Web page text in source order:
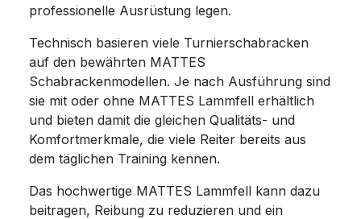
professionelle Ausrüstung legen.
Technisch basieren viele Turnierschabracken
auf den bewährten MATTES
Schabrackenmodellen. Je nach Ausführung sind
sie mit oder ohne MATTES Lammfell erhältlich
und bieten damit die gleichen Qualitäts- und
Komfortmerkmale, die viele Reiter bereits aus
dem täglichen Training kennen.
Das hochwertige MATTES Lammfell kann dazu
beitragen, Reibung zu reduzieren und ein